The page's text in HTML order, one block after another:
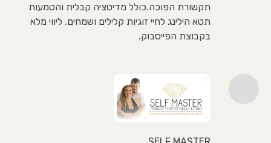
תקשורת הפוכה.כולל מדיטציה קבלית והטמעות
תטא הילינג לחיי זוגיות קלילים ושמחים. ליווי מלא
בקבוצת הפייסבוק.